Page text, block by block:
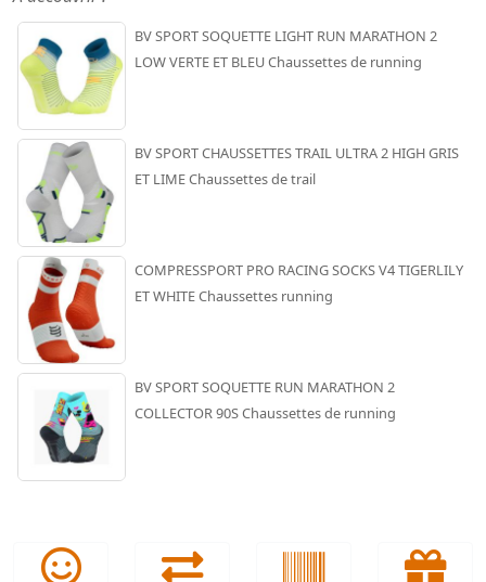
BV SPORT SOQUETTE LIGHT RUN MARATHON 2
LOW VERTE ET BLEU Chaussettes de running
BV SPORT CHAUSSETTES TRAIL ULTRA 2 HIGH GRIS
ET LIME Chaussettes de trail
COMPRESSPORT PRO RACING SOCKS V4 TIGERLILY
ET WHITE Chaussettes running
BV SPORT SOQUETTE RUN MARATHON 2
COLLECTOR 90S Chaussettes de running